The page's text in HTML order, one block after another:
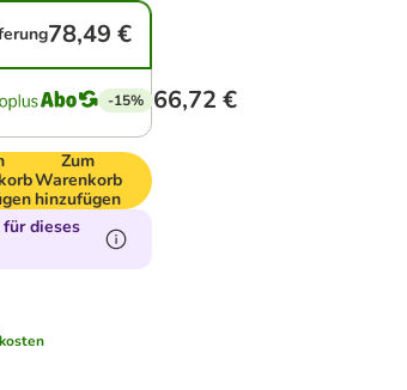
78,49 €
-15% 66,72 €
Zum
Warenkorb
hinzufügen
dieses